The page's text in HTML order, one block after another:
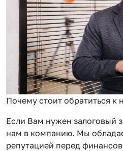
Почему стоит обратиться к
Если Вам нужен залоговый
нам в компанию. Мы
репутацией перед